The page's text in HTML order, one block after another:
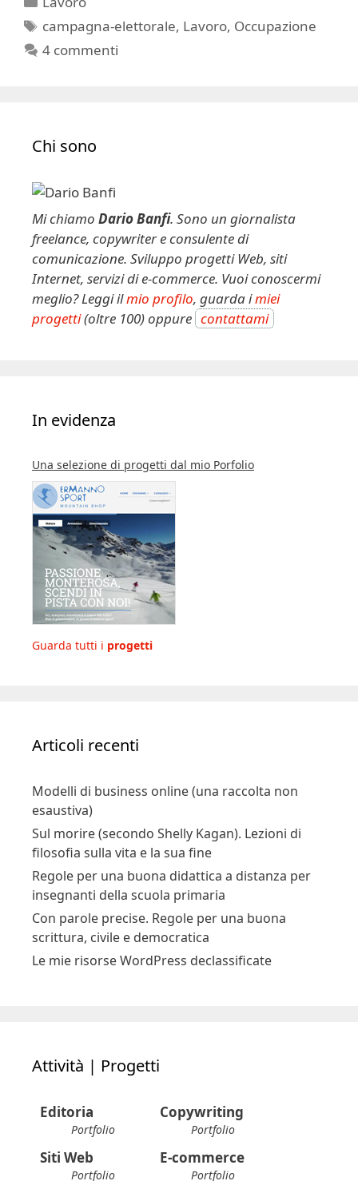
Tag
campagna-elettorale, Lavoro, Occupazione
4 commenti
Chi sono
Mi chiamo Dario Banfi. Sono un giornalista
freelance, copywriter e consulente di
comunicazione. Sviluppo progetti Web, siti
Internet, servizi di e-commerce. Vuoi conoscermi
meglio? Leggi ilmio profilo, guarda imiei
progetti(oltre 100) oppure contattami
In evidenza
Una selezione di progetti dal mio Porfolio
Guarda tutti i progetti
Modelli di business online (una raccolta non
Sul morire (secondo Shelly Kagan). Lezioni di
filosofia sulla vita e la sua fine
Regole per una buona didattica a distanza per
insegnanti della scuola primaria
Con parole precise. Regole per una buona
scrittura, civile e democratica
Le mie risorse WordPress declassificate
Editoria
Siti Web
Portfolio
E-commerce
Portfolio
Social Media Formazione